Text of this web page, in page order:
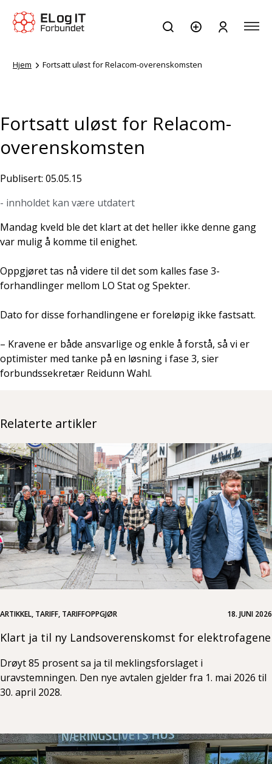
Hjem Fortsatt uløst for Relacom-overenskomsten
Fortsatt uløst for Relacom-
overenskomsten
Publisert: 05.05.15
- innholdet kan være utdatert
Mandag kveld ble det klart at det heller ikke denne gang
var mulig å komme til enighet.
Oppgjøret tas nå videre til det som kalles fase 3-
forhandlinger mellom LO Stat og Spekter.
Dato for disse forhandlingene er foreløpig ikke fastsatt.
– Kravene er både ansvarlige og enkle å forstå, så vi er
optimister med tanke på en løsning i fase 3, sier
forbundssekretær Reidunn Wahl.
Relaterte artikler
ARTIKKEL, TARIFF, TARIFFOPPGJØR 18. JUNI 2026
Klart ja til ny Landsoverenskomst for elektrofagene
Drøyt 85 prosent sa ja til meklingsforslaget i
uravstemningen. Den nye avtalen gjelder fra 1. mai 2026 til
30. april 2028.